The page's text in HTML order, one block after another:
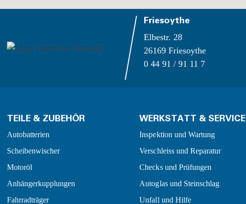
Friesoythe
Elbestr. 28
26169 Friesoythe
0 44 91 / 91 11 7
TEILE & ZUBEHÖR
Autobatterien
Scheibenwischer
Motoröl
Anhängerkupplungen
Fahrradträger
WERKSTATT & SERVICE
Inspektion und Wartung
Verschleiss und Reparatur
Checks und Prüfungen
Autoglas und Steinschlag
Unfall und Hilfe